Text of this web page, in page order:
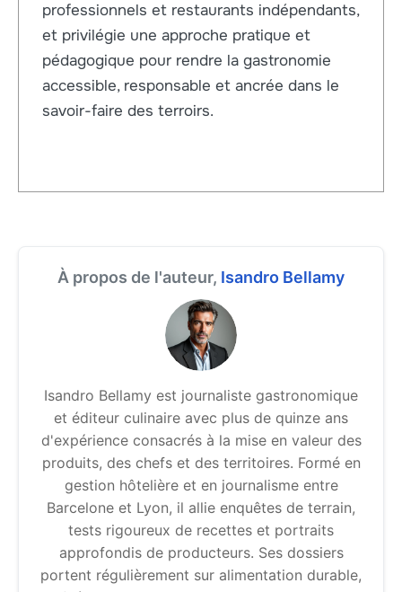
professionnels et restaurants indépendants,
et privilégie une approche pratique et
pédagogique pour rendre la gastronomie
accessible, responsable et ancrée dans le
savoir-faire des terroirs.
À propos de l'auteur, Isandro Bellamy
Isandro Bellamy est journaliste gastronomique
et éditeur culinaire avec plus de quinze ans
d'expérience consacrés à la mise en valeur des
produits, des chefs et des territoires. Formé en
gestion hôtelière et en journalisme entre
Barcelone et Lyon, il allie enquêtes de terrain,
tests rigoureux de recettes et portraits
approfondis de producteurs. Ses dossiers
portent régulièrement sur alimentation durable,